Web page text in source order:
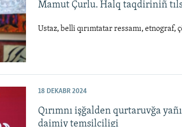
Mamut Çurlu. Halq taqdiriniñ
Ustaz, belli qırımtatar ressamı,
18 DEKABR 2024
Qırımnı işğalden qurtaruvğa
daimiy temsilciligi